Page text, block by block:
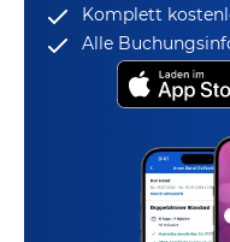
Komplett
Alle